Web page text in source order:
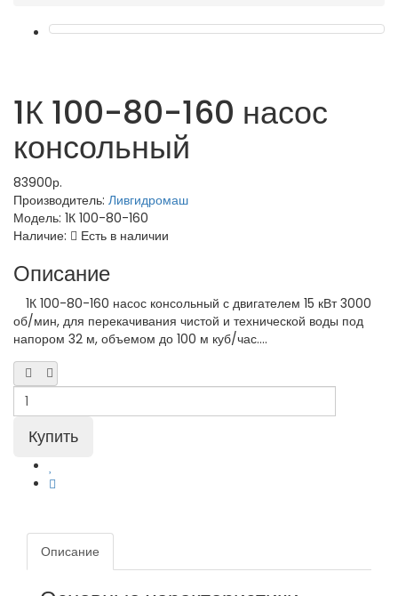
1К 100-80-160 насос
консольный
83900р.
Производитель: Ливгидромаш
Модель: 1К 100-80-160
Наличие:
Есть в наличии
Описание
1К 100-80-160 насос консольный с двигателем 15 кВт 3000
об/мин, для перекачивания чистой и технической воды под
напором 32 м, объемом до 100 м куб/час....
Описание